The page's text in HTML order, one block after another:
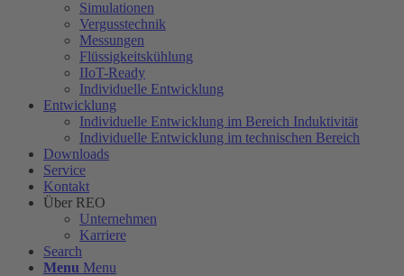
Simulationen
Vergusstechnik
Messungen
Flüssigkeitskühlung
IIoT-Ready
Individuelle Entwicklung
Entwicklung
Individuelle Entwicklung im Bereich Induktivität
Individuelle Entwicklung im technischen Bereich
Downloads
Service
Kontakt
Über REO
Unternehmen
Karriere
Search
Menu Menu